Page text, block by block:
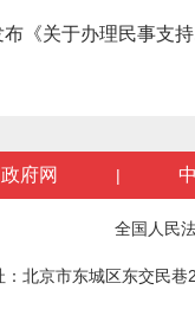
《关于办理民事支持
府网 |
全国人民
：北京市东城区东交民巷